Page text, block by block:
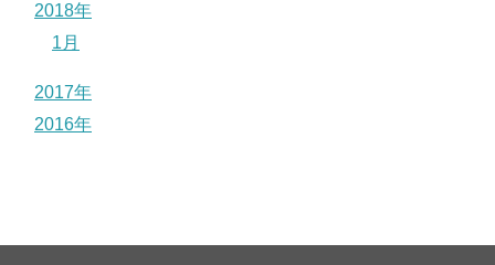
2018年
1月
2017年
2016年